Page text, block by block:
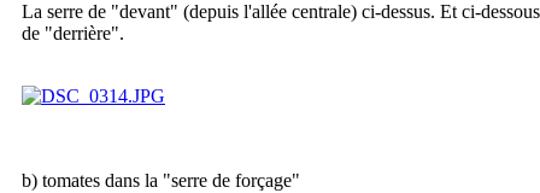
La serre de "devant" (depuis l'allée centrale) ci-dessus. Et ci-dessous
de "derrière".
b) tomates dans la "serre de forçage"